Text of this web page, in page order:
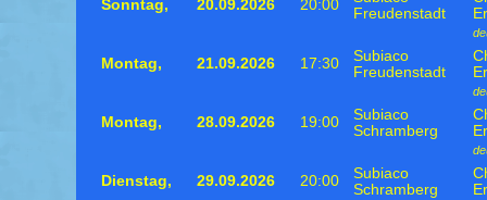
Sonntag, 20.09.2026 20:00
Freudenstadt
Montag, 21.09.2026 17:30
Subiaco
Freudenstadt
Montag, 28.09.2026 19:00
Subiaco
Schramberg
Dienstag, 29.09.2026 20:00
Subiaco
Schramberg